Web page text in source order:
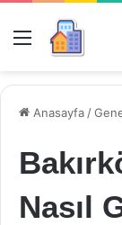
Menü
Anasayfa /
Nasıl